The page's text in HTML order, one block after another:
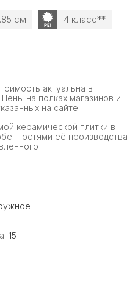
см 4 класс**
актуальна в
на полках магазинов и
на сайте
керамической плитки в
её производства
15